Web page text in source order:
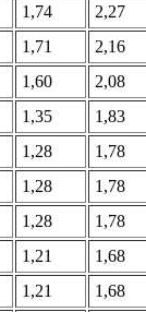
1,74
2,27
1,71
2,16
1,60
2,08
1,35
1,83
1,28
1,78
1,28
1,78
1,28
1,78
1,21
1,68
1,21
1,68